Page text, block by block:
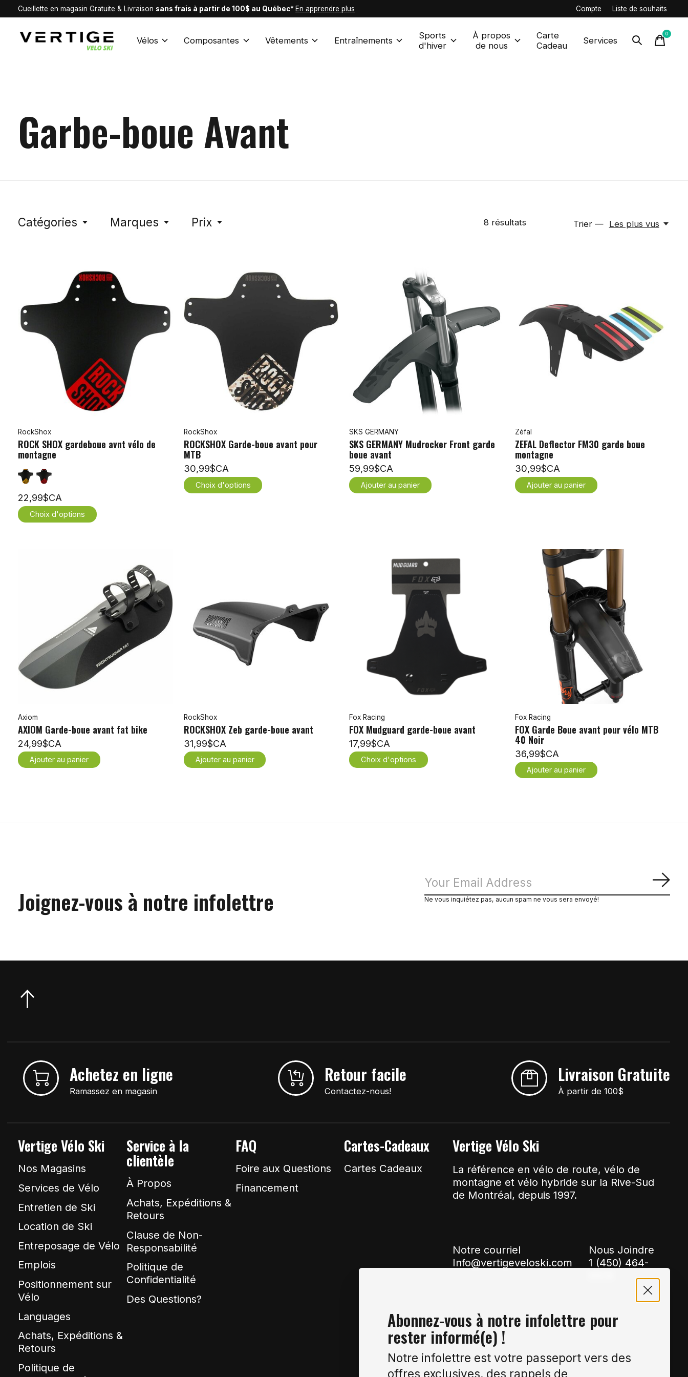
Cueillette en magasin Gratuite & Livraison sans frais à partir de 100$ au Québec* En apprendre plus Compte Liste de souhaits
Vélos Composantes Vêtements Entraînements
Sports
d'hiver
À propos
de nous
Carte
Cadeau
Services
0items
Garbe-boue Avant
Catégories Marques Prix 8résultats Trier — Les plus vus
RockShox
ROCK SHOX gardeboue avnt vélo de
montagne
22,99$CA
Choix d'options
RockShox
ROCKSHOX Garde-boue avant pour
MTB
30,99$CA
Choix d'options
SKS GERMANY
SKS GERMANY Mudrocker Front garde
boue avant
59,99$CA
Ajouter au panier
Zéfal
ZEFAL Deflector FM30 garde boue
montagne
30,99$CA
Ajouter au panier
Axiom
AXIOM Garde-boue avant fat bike
24,99$CA
Ajouter au panier
RockShox
ROCKSHOX Zeb garde-boue avant
31,99$CA
Ajouter au panier
Fox Racing
FOX Mudguard garde-boue avant
17,99$CA
Choix d'options
Fox Racing
FOX Garde Boue avant pour vélo MTB
40 Noir
36,99$CA
Ajouter au panier
Joignez-vous à notre infolettre Ne vous inquiétez pas, aucun spam ne vous sera envoyé!
Achetez en ligne
Ramassez en magasin
Retour facile
Contactez-nous!
Livraison Gratuite
À partir de 100$
Vertige Vélo Ski
Nos Magasins
Services de Vélo
Entretien de Ski
Location de Ski
Entreposage de Vélo
Emplois
Positionnement sur
Vélo
Languages
Achats, Expéditions &
Retours
Politique de
Service à la
clientèle
À Propos
Achats, Expéditions &
Retours
Clause de Non-
Responsabilité
Politique de
Confidentialité
Des Questions?
FAQ
Foire aux Questions
Financement
Cartes-Cadeaux
Cartes Cadeaux
Vertige Vélo Ski
La référence en vélo de route, vélo de
montagne et vélo hybride sur la Rive-Sud
de Montréal, depuis 1997.
Notre courriel
Info@vertigeveloski.com
Nous Joindre
1 (450) 464-
Abonnez-vous à notre infolettre pour
rester informé(e) !
Notre infolettre est votre passeport vers des
offres exclusives, des rappels de